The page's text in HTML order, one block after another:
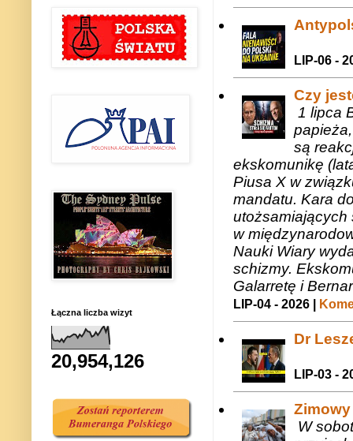
LIP-06 -
Czy
1 lipca
są
ekskomunikę
Piusa X w
mandatu. Kara
utożsamiających
w
Nauki Wiary
schizmy.
Galarretę i
LIP-04 - 2026 |
Dr
LIP-03 -
W
Łączna liczba wizyt
20,954,126